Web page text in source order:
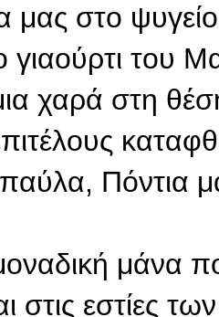
μας στο
του
χαρά στη
Πόντια
μάνα
στις εστίες